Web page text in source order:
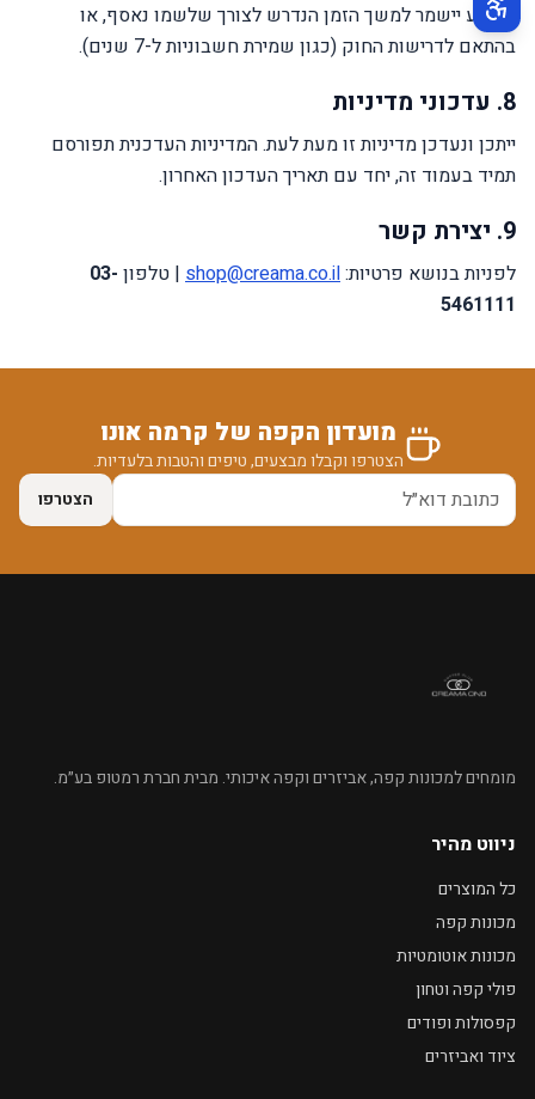
המידע יישמר למשך הזמן הנדרש לצורך שלשמו נאסף, או
בהתאם לדרישות החוק (כגון שמירת חשבוניות ל-7 שנים).
8. עדכוני מדיניות
ייתכן ונעדכן מדיניות זו מעת לעת. המדיניות העדכנית תפורסם
תמיד בעמוד זה, יחד עם תאריך העדכון האחרון.
9. יצירת קשר
לפניות בנושא פרטיות:shop@creama.co.il
| טלפון 03-
5461111
מועדון הקפה של קרמה אונו
הצטרפו וקבלו מבצעים, טיפים והטבות בלעדיות.
הצטרפו
מומחים למכונות קפה, אביזרים וקפה איכותי. מבית חברת רמטופ בע״מ.
ניווט מהיר
כל המוצרים
מכונות קפה
מכונות אוטומטיות
פולי קפה וטחון
קפסולות ופודים
ציוד ואביזרים
תפריט נגישות פעיל